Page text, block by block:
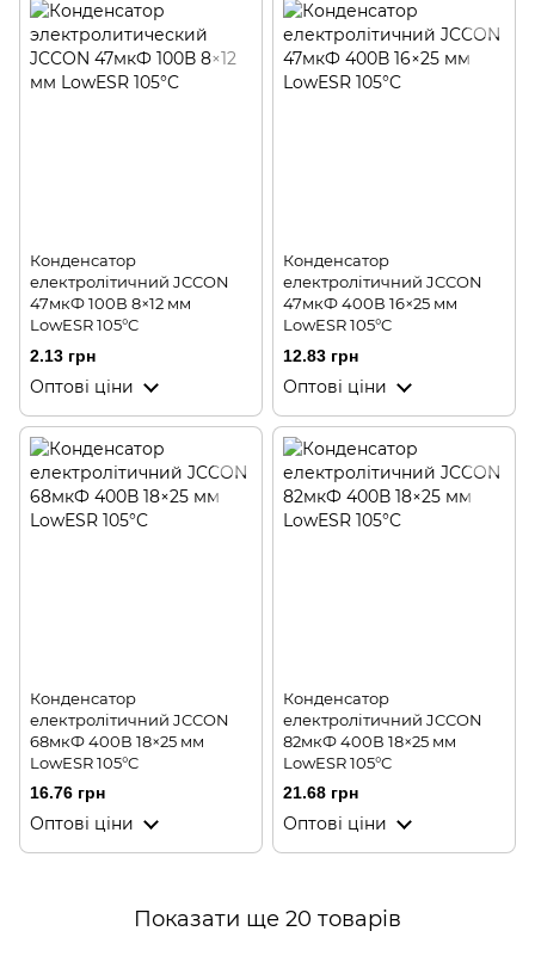
Конденсатор
електролітичний JCCON
47мкФ 100В 8×12 мм
LowESR 105°C
2.13 грн
Оптові ціни
Конденсатор
електролітичний JCCON
47мкФ 400В 16×25 мм
LowESR 105°C
12.83 грн
Оптові ціни
Конденсатор
електролітичний JCCON
68мкФ 400В 18×25 мм
LowESR 105°C
16.76 грн
Оптові ціни
Конденсатор
електролітичний JCCON
82мкФ 400В 18×25 мм
LowESR 105°C
21.68 грн
Оптові ціни
Показати ще 20 товарів